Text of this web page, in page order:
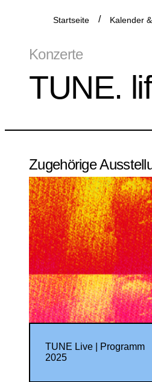
Startseite Kalender
Konzerte
TUNE.
Zugehörige
TUNE Live | Programm
2025